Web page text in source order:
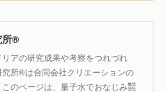
所®️
アの研究成果や考察をつれづれ
所®️は合同会社クリエーションの
のページは、量子水でおなじみ㍿